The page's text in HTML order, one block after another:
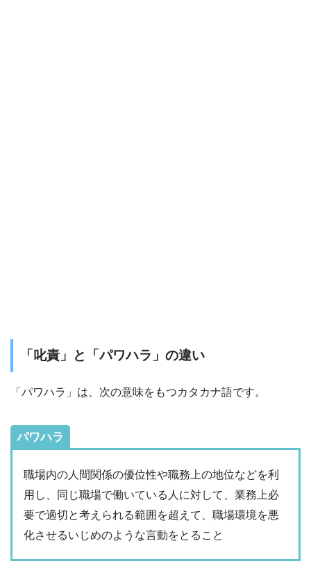
「叱責」と「パワハラ」の違い
「パワハラ」は、次の意味をもつカタカナ語です。
パワハラ
職場内の人間関係の優位性や職務上の地位などを利
用し、同じ職場で働いている人に対して、業務上必
要で適切と考えられる範囲を超えて、職場環境を悪
化させるいじめのような言動をとること